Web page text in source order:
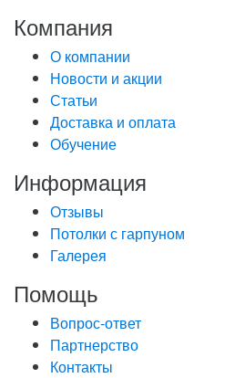
Компания
О компании
Новости и акции
Статьи
Доставка и оплата
Обучение
Информация
Отзывы
Потолки с гарпуном
Галерея
Помощь
Вопрос-ответ
Партнерство
Контакты